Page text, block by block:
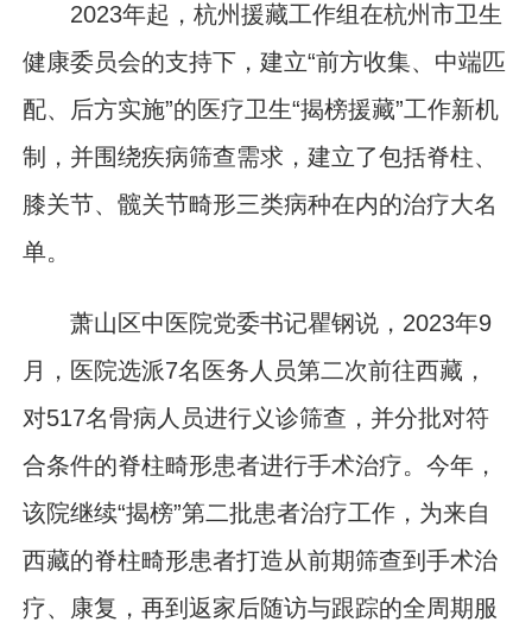
2023年起，杭州援藏工作组在杭州市卫生
健康委员会的支持下，建立“前方收集、中端匹
配、后方实施”的医疗卫生“揭榜援藏”工作新机
制，并围绕疾病筛查需求，建立了包括脊柱、
膝关节、髋关节畸形三类病种在内的治疗大名
单。
萧山区中医院党委书记瞿钢说，2023年9
月，医院选派7名医务人员第二次前往西藏，
对517名骨病人员进行义诊筛查，并分批对符
合条件的脊柱畸形患者进行手术治疗。今年，
该院继续“揭榜”第二批患者治疗工作，为来自
西藏的脊柱畸形患者打造从前期筛查到手术治
疗、康复，再到返家后随访与跟踪的全周期服